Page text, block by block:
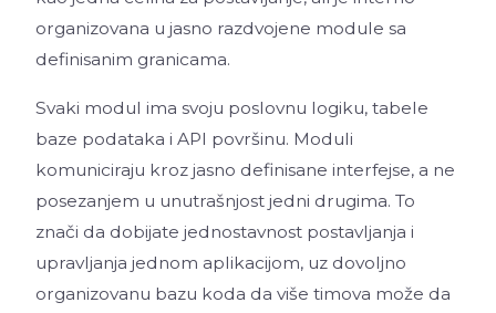
organizovana u jasno razdvojene module sa
definisanim granicama.
Svaki modul ima svoju poslovnu logiku, tabele
baze podataka i API površinu. Moduli
komuniciraju kroz jasno definisane interfejse, a ne
posezanjem u unutrašnjost jedni drugima. To
znači da dobijate jednostavnost postavljanja i
upravljanja jednom aplikacijom, uz dovoljno
organizovanu bazu koda da više timova može da